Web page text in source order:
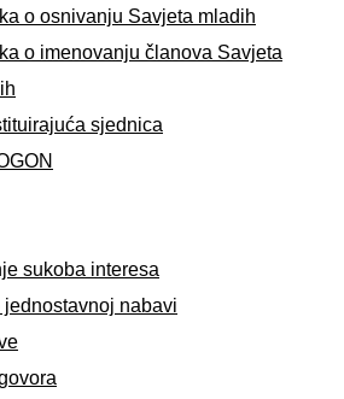
o osnivanju Savjeta mladih
o imenovanju članova Savjeta
sjednica
sukoba interesa
jednostavnoj nabavi